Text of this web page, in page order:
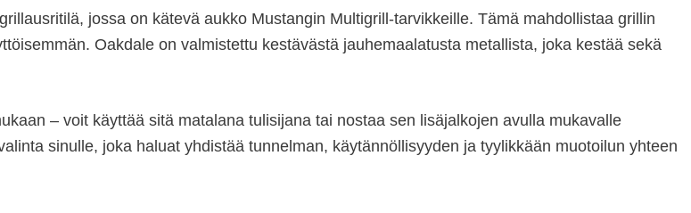
jossa on kätevä aukko Mustangin Multigrill-tarvikkeille. Tämä mahdollistaa grillin
Oakdale on valmistettu kestävästä jauhemaalatusta metallista, joka kestää sekä
– voit käyttää sitä matalana tulisijana tai nostaa sen lisäjalkojen avulla mukavalle
sinulle, joka haluat yhdistää tunnelman, käytännöllisyyden ja tyylikkään muotoilun yhteen